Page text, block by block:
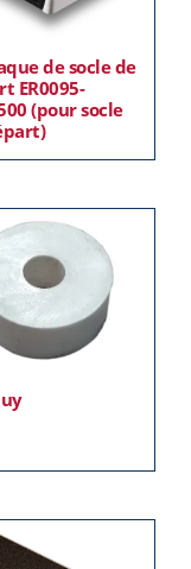
de socle de
ER0095-
(pour socle